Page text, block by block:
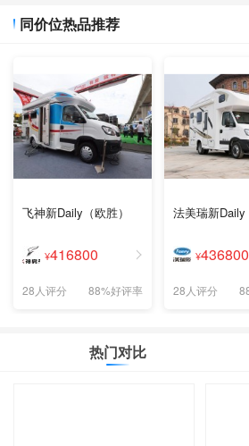
同价位热品推荐
飞神新Daily（欧胜）
¥416800
88%好评率
28人评分
法美瑞新Daily
¥436800
28人评分
热门对比